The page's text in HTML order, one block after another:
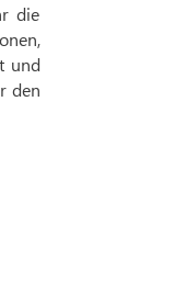
die
und
den